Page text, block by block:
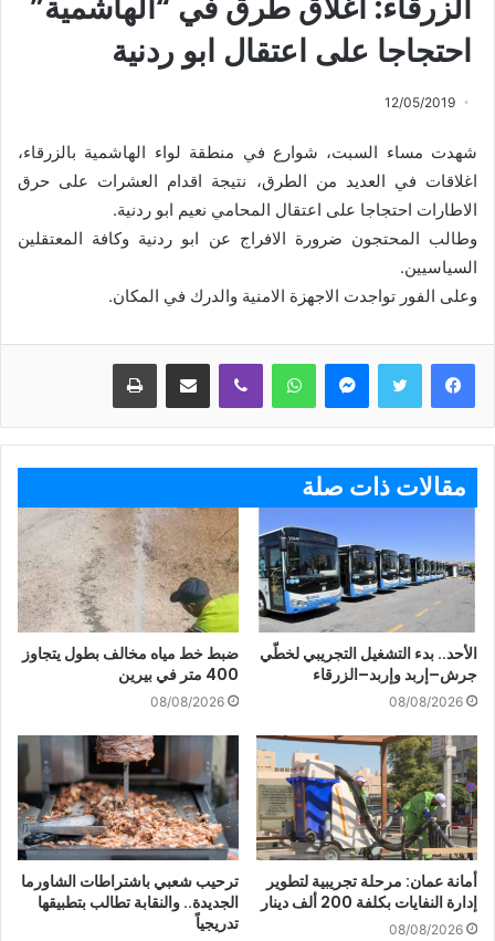
الزرقاء: اغلاق طرق في “الهاشمية”
احتجاجا على اعتقال ابو ردنية
12/05/2019
شهدت مساء السبت، شوارع في منطقة لواء الهاشمية بالزرقاء،
اغلاقات في العديد من الطرق، نتيجة اقدام العشرات على حرق
الاطارات احتجاجا على اعتقال المحامي نعيم ابو ردنية.
وطالب المحتجون ضرورة الافراج عن ابو ردنية وكافة المعتقلين
السياسيين.
وعلى الفور تواجدت الاجهزة الامنية والدرك في المكان.
ماسنجر واتساب ڤايبر مشاركة عبر البريد طباعة
مقالات ذات صلة
الأحد.. بدء التشغيل التجريبي لخطّي
جرش–إربد وإربد–الزرقاء
08/08/2026
ضبط خط مياه مخالف بطول يتجاوز
400 متر في بيرين
08/08/2026
أمانة عمان: مرحلة تجريبية لتطوير
إدارة النفايات بكلفة 200 ألف دينار
08/08/2026
ترحيب شعبي باشتراطات الشاورما
الجديدة.. والنقابة تطالب بتطبيقها
تدريجياً